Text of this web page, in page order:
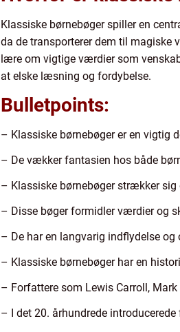
Klassiske børnebøger spiller en
da de transporterer dem til magiske
lære om vigtige værdier som
at elske læsning og fordybelse.
Bulletpoints:
– Klassiske børnebøger er en vigtig
– De vækker fantasien hos både
– Klassiske børnebøger strækker
– Disse bøger formidler værdier og
– De har en langvarig indflydelse
– Klassiske børnebøger har en
– Forfattere som Lewis Carroll,
– I det 20. århundrede